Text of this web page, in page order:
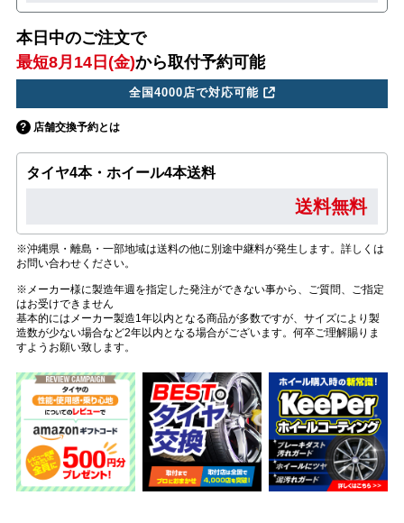
本日中のご注文で
最短8月14日(金)から取付予約可能
全国4000店で対応可能
店舗交換予約とは
タイヤ4本・ホイール4本送料
送料無料
※沖縄県・離島・一部地域は送料の他に別途中継料が発生します。詳しくは
お問い合わせください。
※メーカー様に製造年週を指定した発注ができない事から、ご質問、ご指定
はお受けできません
基本的にはメーカー製造1年以内となる商品が多数ですが、サイズにより製
造数が少ない場合など2年以内となる場合がございます。何卒ご理解賜りま
すようお願い致します。